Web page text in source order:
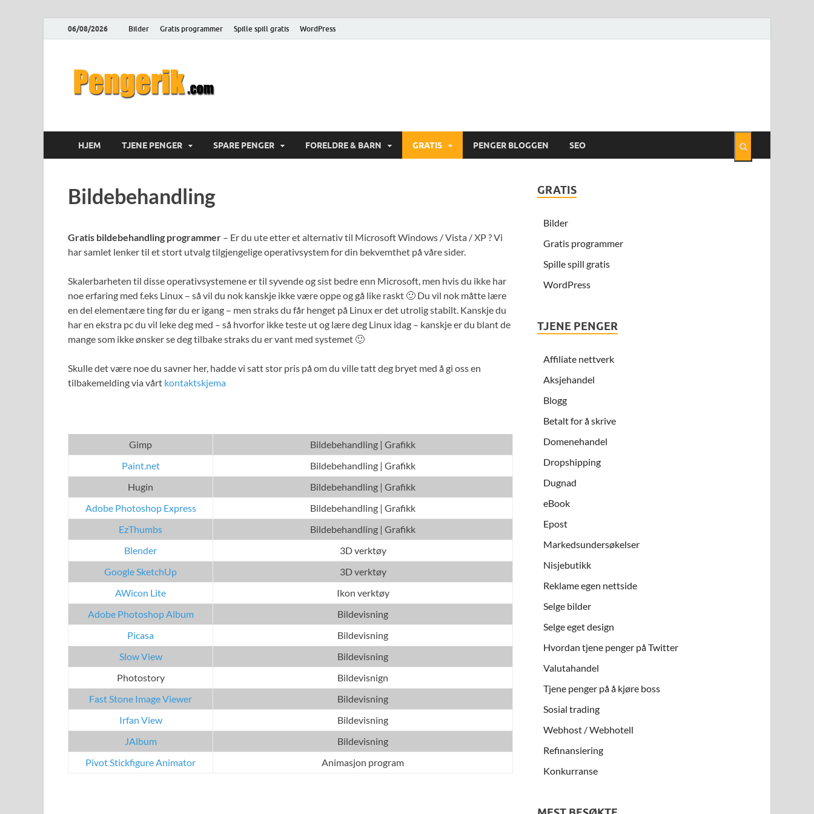
06/08/2026 Bilder Gratis programmer Spille spill gratis WordPress
HJEM TJENE PENGER SPARE PENGER FORELDRE & BARN GRATIS PENGER BLOGGEN SEO
Bildebehandling
Gratis bildebehandling programmer – Er du ute etter et alternativ til Microsoft Windows / Vista / XP ? Vi
har samlet lenker til et stort utvalg tilgjengelige operativsystem for din bekvemthet på våre sider.
Skalerbarheten til disse operativsystemene er til syvende og sist bedre enn Microsoft, men hvis du ikke har
noe erfaring med f.eks Linux – så vil du nok kanskje ikke være oppe og gå like raskt 🙂 Du vil nok måtte lære
en del elementære ting før du er igang – men straks du får henget på Linux er det utrolig stabilt. Kanskje du
har en ekstra pc du vil leke deg med – så hvorfor ikke teste ut og lære deg Linux idag – kanskje er du blant de
mange som ikke ønsker se deg tilbake straks du er vant med systemet 🙂
Skulle det være noe du savner her, hadde vi satt stor pris på om du ville tatt deg bryet med å gi oss en
tilbakemelding via vårt kontaktskjema
Gimp
Bildebehandling | Grafikk
Paint.net
Bildebehandling | Grafikk
Hugin
Bildebehandling | Grafikk
Adobe Photoshop Express
Bildebehandling | Grafikk
EzThumbs
Bildebehandling | Grafikk
Blender
3D verktøy
Google SketchUp
3D verktøy
AWicon Lite
Ikon verktøy
Adobe Photoshop Album
Bildevisning
Picasa
Bildevisning
Slow View
Bildevisning
Photostory
Bildevisnign
Fast Stone Image Viewer
Bildevisning
Irfan View
Bildevisning
JAlbum
Bildevisning
Pivot Stickfigure Animator
Animasjon program
GRATIS
Bilder
Gratis programmer
Spille spill gratis
WordPress
TJENE PENGER
Affiliate nettverk
Aksjehandel
Blogg
Betalt for å skrive
Domenehandel
Dropshipping
Dugnad
eBook
Epost
Markedsundersøkelser
Nisjebutikk
Reklame egen nettside
Selge bilder
Selge eget design
Hvordan tjene penger på Twitter
Valutahandel
Tjene penger på å kjøre boss
Sosial trading
Webhost / Webhotell
Refinansiering
Konkurranse